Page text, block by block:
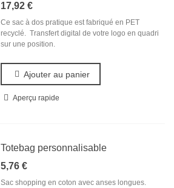
17,92 €
Ce sac à dos pratique est fabriqué en PET
recyclé. Transfert digital de votre logo en quadri
sur une position.
Ajouter au panier
Aperçu rapide
Totebag personnalisable
5,76 €
Sac shopping en coton avec anses longues.